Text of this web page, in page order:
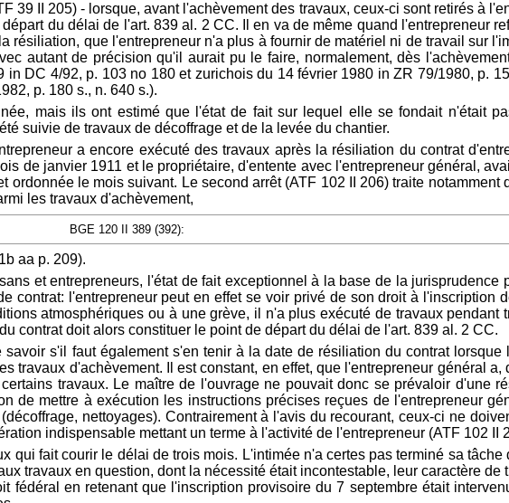
39 II 205) - lorsque, avant l'achèvement des travaux, ceux-ci sont retirés à
du délai de l'art. 839 al. 2 CC. Il en va de même quand l'entrepreneur
résiliation, que l'entrepreneur n'a plus à fournir de matériel ni de travail sur
autant de précision qu'il aurait pu le faire, normalement, dès
DC 4/92, p. 103 no 180 et zurichois du 14 février 1980 in ZR 79/1980, p.
p. 180 s., n. 640 s.).
mais ils ont estimé que l'état de fait sur lequel elle se fondait n'était
suivie de travaux de décoffrage et de la levée du chantier.
a encore exécuté des travaux après la résiliation du contrat
de janvier 1911 et le propriétaire, d'entente avec l'entrepreneur général,
le mois suivant. Le second arrêt (ATF 102 II 206) traite notamment
les travaux d'achèvement,
BGE 120 II 389 (392):
aa p. 209).
et entrepreneurs, l'état de fait exceptionnel à la base de la jurisprudence
contrat: l'entrepreneur peut en effet se voir privé de son droit à l'inscription
atmosphériques ou à une grève, il n'a plus exécuté de travaux pendant
contrat doit alors constituer le point de départ du délai de l'art. 839 al. 2 CC.
s'il faut également s'en tenir à la date de résiliation du contrat lorsque
travaux d'achèvement. Il est constant, en effet, que l'entrepreneur général a,
travaux. Le maître de l'ouvrage ne pouvait donc se prévaloir d'une
de mettre à exécution les instructions précises reçues de l'entrepreneur
nettoyages). Contrairement à l'avis du recourant, ceux-ci ne
indispensable mettant un terme à l'activité de l'entrepreneur (ATF 102 II
qui fait courir le délai de trois mois. L'intimée n'a certes pas terminé sa
travaux en question, dont la nécessité était incontestable, leur caractère de
en retenant que l'inscription provisoire du 7 septembre était